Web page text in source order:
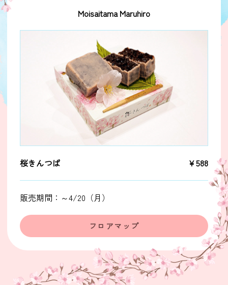
Moisaitama Maruhiro
桜きんつば ￥588
販売期間：～4/20（月）
フロアマップ